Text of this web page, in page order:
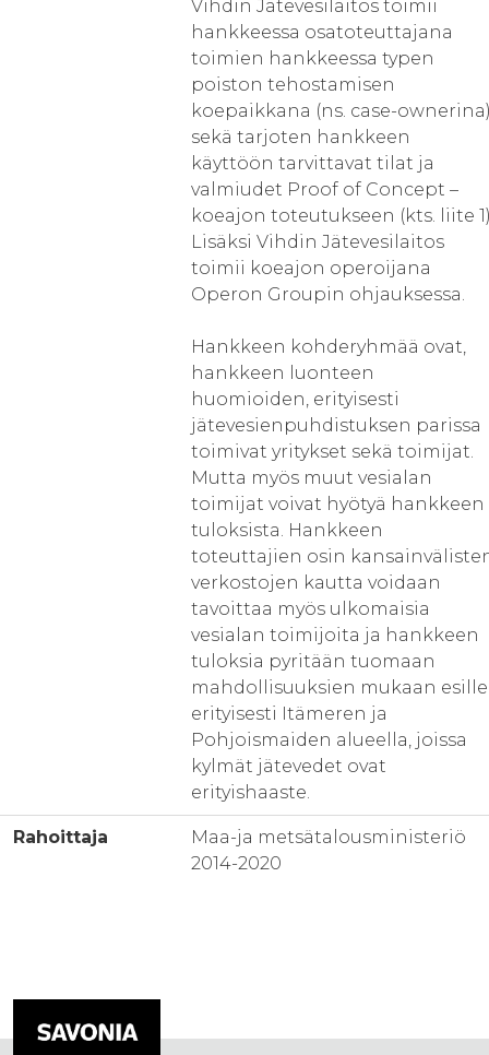
Vihdin Jätevesilaitos toimii
hankkeessa osatoteuttajana
toimien hankkeessa typen
poiston tehostamisen
koepaikkana (ns. case-
sekä tarjoten hankkeen
käyttöön tarvittavat tilat ja
valmiudet Proof of Concept –
koeajon toteutukseen (kts. liite
Lisäksi Vihdin Jätevesilaitos
toimii koeajon operoijana
Operon Groupin ohjauksessa.
Hankkeen kohderyhmää ovat,
hankkeen luonteen
huomioiden, erityisesti
jätevesienpuhdistuksen parissa
toimivat yritykset sekä toimijat.
Mutta myös muut vesialan
toimijat voivat hyötyä hankkeen
tuloksista. Hankkeen
toteuttajien osin
verkostojen kautta voidaan
tavoittaa myös ulkomaisia
vesialan toimijoita ja hankkeen
tuloksia pyritään tuomaan
mahdollisuuksien mukaan esille
erityisesti Itämeren ja
Pohjoismaiden alueella, joissa
kylmät jätevedet ovat
erityishaaste.
Rahoittaja
Maa-ja metsätalousministeriö
2014-2020